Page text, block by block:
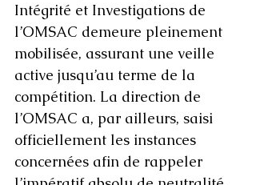
Intégrité et Investigations de
l’OMSAC demeure pleinement
mobilisée, assurant une veille
active jusqu’au terme de la
compétition. La direction de
l’OMSAC a, par ailleurs, saisi
officiellement les instances
concernées afin de rappeler